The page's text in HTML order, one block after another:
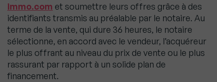
immo.com et soumettre leurs offres grâce à des
identifiants transmis au préalable par le notaire. Au
terme de la vente, qui dure 36 heures, le notaire
sélectionne, en accord avec le vendeur, l’acquéreur
le plus offrant au niveau du prix de vente ou le plus
rassurant par rapport à un solide plan de
financement.